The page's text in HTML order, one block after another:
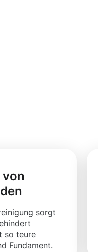
von
sorgt
so teure
Fundament.